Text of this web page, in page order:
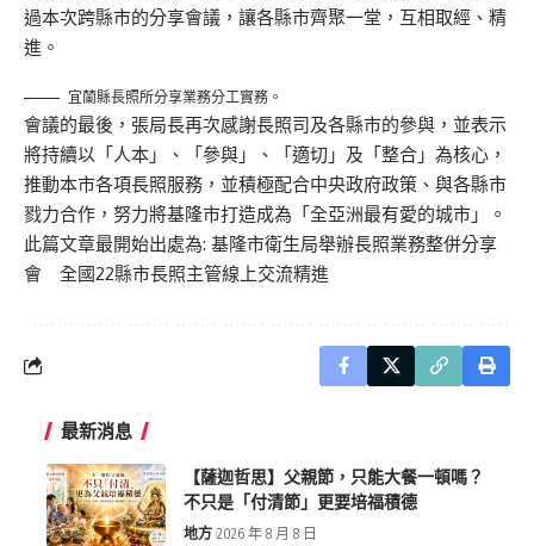
過本次跨縣市的分享會議，讓各縣市齊聚一堂，互相取經、精
進。
宜蘭縣長照所分享業務分工實務。
會議的最後，張局長再次感謝長照司及各縣市的參與，並表示
將持續以「人本」、「參與」、「適切」及「整合」為核心，
推動本市各項長照服務，並積極配合中央政府政策、與各縣市
戮力合作，努力將基隆市打造成為「全亞洲最有愛的城市」。
此篇文章最開始出處為: 基隆市衛生局舉辦長照業務整併分享
會 全國22縣市長照主管線上交流精進
最新消息
【薩迦哲思】父親節，只能大餐一頓嗎？
不只是「付清節」更要培福積德
地方 2026 年 8 月 8 日